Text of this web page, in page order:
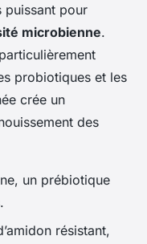
puissant pour
microbienne.
probiotiques et les
crée un
des
un prébiotique
résistant,